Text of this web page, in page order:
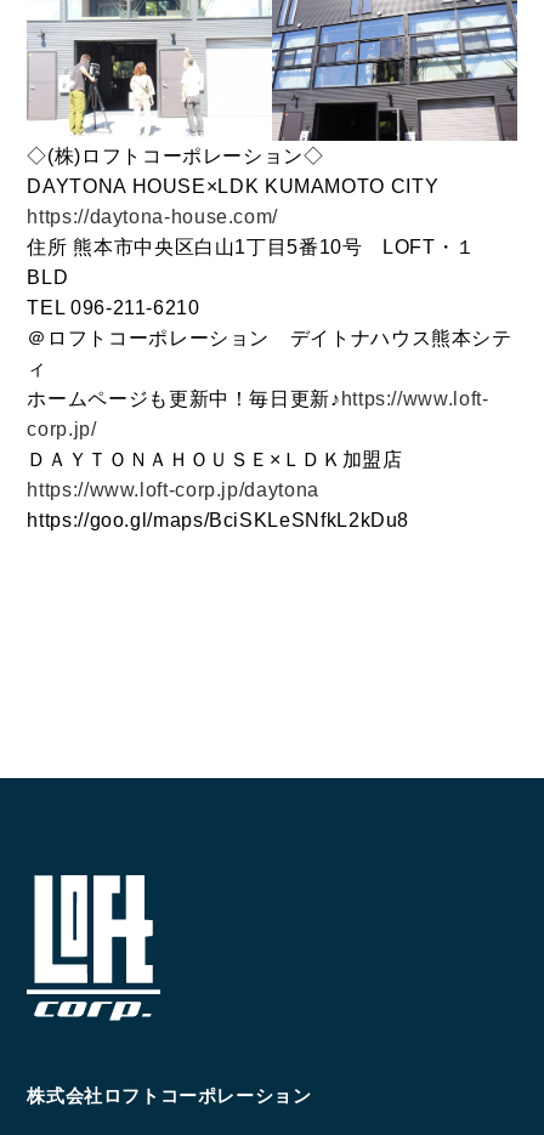
SELL 物件の売却
DEVELOP 分譲地の紹介
◇(株)ロフトコーポレーション◇
DAYTONA HOUSE×LDK KUMAMOTO CITY
https://daytona-house.com/
住所 熊本市中央区白山1丁目5番10号 LOFT・１
BLD
TEL 096-211-6210
＠ロフトコーポレーション デイトナハウス熊本シテ
ィ
ホームページも更新中！毎日更新♪ https://www.loft-
corp.jp/
ＤＡＹＴＯＮＡＨＯＵＳＥ×ＬＤＫ加盟店
https://www.loft-corp.jp/daytona
https://goo.gl/maps/BciSKLeSNfkL2kDu8
株式会社ロフトコーポレーション